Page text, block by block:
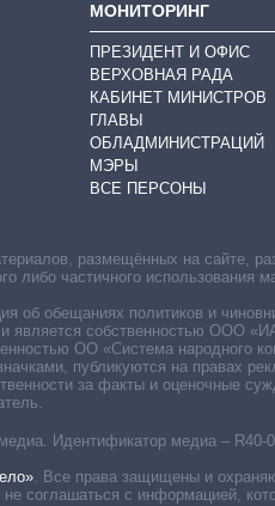
МОНИТОРИНГ
ПРЕЗИДЕНТ И ОФИС
ВЕРХОВНАЯ РАДА
КАБИНЕТ МИНИСТРОВ
ГЛАВЫ
ОБЛАДМИНИСТРАЦИЙ
МЭРЫ
ВСЕ ПЕРСОНЫ
Идентификатор медиа – R40-
. Все права защищены и
не соглашаться с информацией,
размещённых на сайте,
либо частичного использования
об обещаниях политиков и
собственностью ООО
ОО «Система народного
публикуются на правах
за факты и оценочные